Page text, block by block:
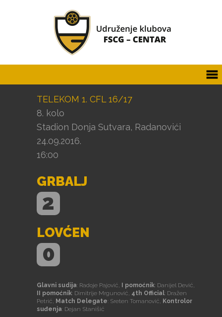
TELEKOM 1. CFL 16/17
8. kolo
Stadion Donja Sutvara, Radanovići
24.09.2016.
16:00
GRBALJ
2
LOVĆEN
0
Glavni sudija: Radoje Pajović, I pomoćnik: Danijel Dević,
II pomoćnik: Dimitrije Mrgunović, 4th Official: Dražen
Petrić, Match Delegate: Sreten Tomanović, Kontrolor
suđenja: Dejan Stanišić